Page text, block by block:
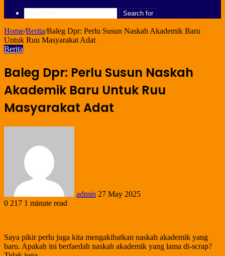
Search for
Home/Berita/Baleg Dpr: Perlu Susun Naskah Akademik Baru
Untuk Ruu Masyarakat Adat
Berita
Baleg Dpr: Perlu Susun Naskah
Akademik Baru Untuk Ruu
Masyarakat Adat
admin 27 May 2025
0 217 1 minute read
Saya pikir perlu juga kita mengakibatkan naskah akademik yang
baru. Apakah ini berfaedah naskah akademik yang lama di-scrap?